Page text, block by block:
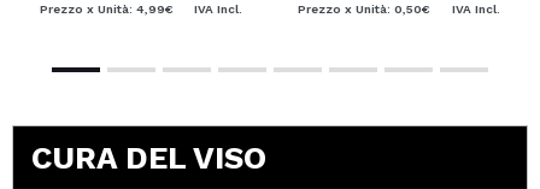
Prezzo x Unità: 4,99€ IVA Incl. Prezzo x Unità: 0,50€ IVA Incl.
CURA DEL VISO